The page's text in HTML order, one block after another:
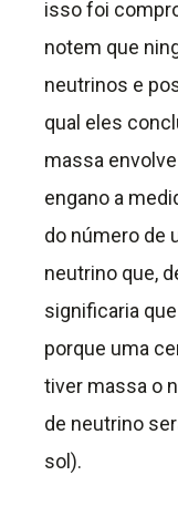
isso foi
notem que
neutrinos e
qual eles
massa
engano a
do número de
neutrino que,
significaria
porque uma
tiver massa o
de neutrino
sol).